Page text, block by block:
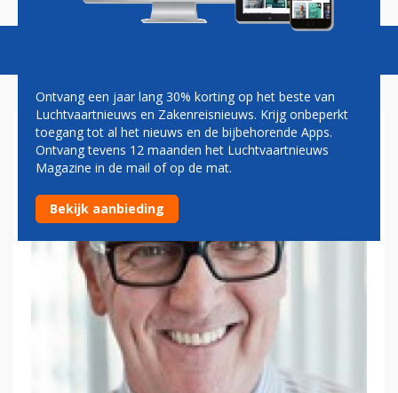
HENK VAN DEN HELDER:
KLERESLANGEN
Ontvang een jaar lang 30% korting op het beste van
Luchtvaartnieuws en Zakenreisnieuws. Krijg onbeperkt
toegang tot al het nieuws en de bijbehorende Apps.
Ontvang tevens 12 maanden het Luchtvaartnieuws
Magazine in de mail of op de mat.
Bekijk aanbieding